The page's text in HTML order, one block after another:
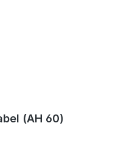
(AH 60)